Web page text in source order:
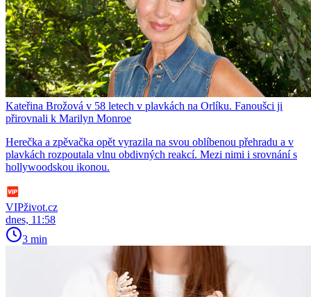
Kateřina Brožová v 58 letech v plavkách na Orlíku. Fanoušci ji
přirovnali k Marilyn Monroe
Herečka a zpěvačka opět vyrazila na svou oblíbenou přehradu a v
plavkách rozpoutala vlnu obdivných reakcí. Mezi nimi i srovnání s
hollywoodskou ikonou.
VIPživot.cz
dnes, 11:58
3 min